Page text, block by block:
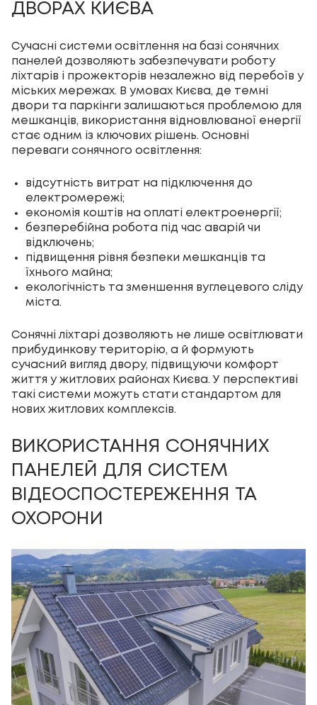
ДВОРАХ КИЄВА
Сучасні системи освітлення на базі сонячних
панелей дозволяють забезпечувати роботу
ліхтарів і прожекторів незалежно від перебоїв у
міських мережах. В умовах Києва, де темні
двори та паркінги залишаються проблемою для
мешканців, використання відновлюваної енергії
стає одним із ключових рішень. Основні
переваги сонячного освітлення:
відсутність витрат на підключення до
електромережі;
економія коштів на оплаті електроенергії;
безперебійна робота під час аварій чи
відключень;
підвищення рівня безпеки мешканців та
їхнього майна;
екологічність та зменшення вуглецевого сліду
міста.
Сонячні ліхтарі дозволяють не лише освітлювати
прибудинкову територію, а й формують
сучасний вигляд двору, підвищуючи комфорт
життя у житлових районах Києва. У перспективі
такі системи можуть стати стандартом для
нових житлових комплексів.
ВИКОРИСТАННЯ СОНЯЧНИХ
ПАНЕЛЕЙ ДЛЯ СИСТЕМ
ВІДЕОСПОСТЕРЕЖЕННЯ ТА
ОХОРОНИ